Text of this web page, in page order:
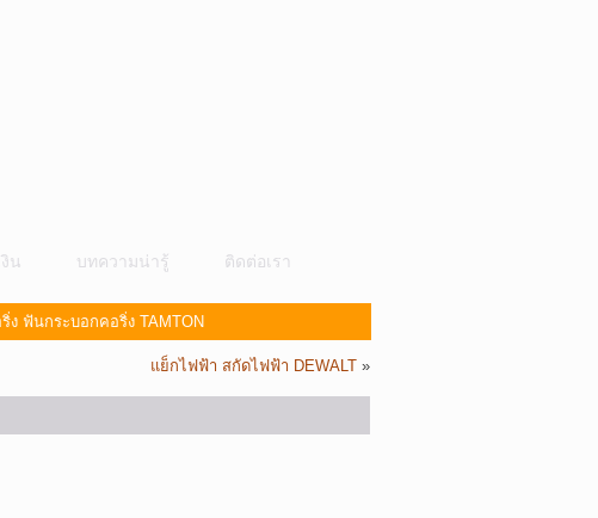
น บทความน่ารู้ ติดต่อเรา
ง ฟันกระบอกคอริ่ง TAMTON
แย็กไฟฟ้า สกัดไฟฟ้า DEWALT »